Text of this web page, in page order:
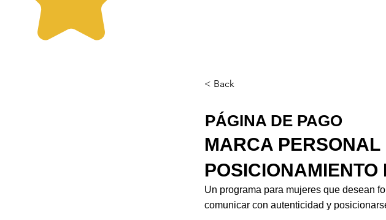
< Back
PÁGINA DE PAGO
MARCA
Un programa para mujeres que desean
comunicar con autenticidad y